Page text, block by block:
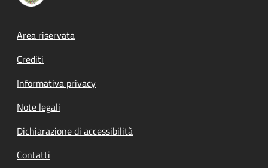
Footer menu
Area riservata
Crediti
Informativa privacy
Note legali
Dichiarazione di accessibilità
Contatti